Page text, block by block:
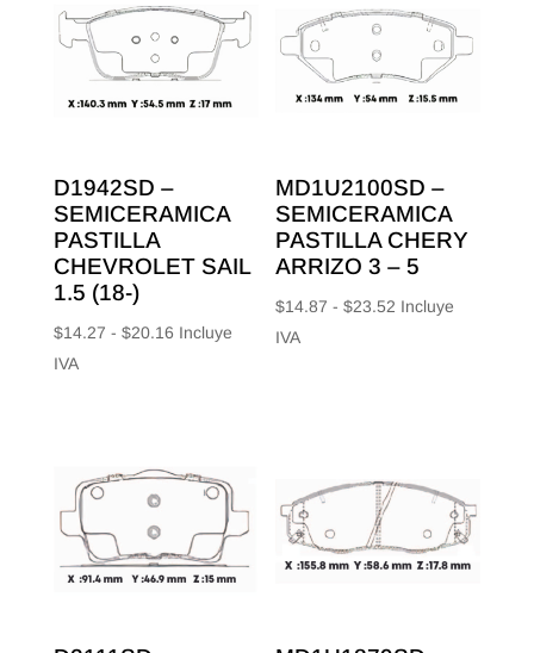
D1942SD –
SEMICERAMICA
PASTILLA
CHEVROLET SAIL
1.5 (18-)
$14.27 - $20.16Rango
hasta
Incluye
IVA
MD1U2100SD –
SEMICERAMICA
PASTILLA CHERY
ARRIZO 3 – 5
$14.87 - $23.52 Rango
$23.52
Incluye
IVA